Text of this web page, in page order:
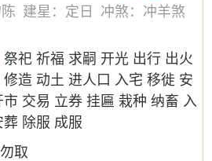
建星：定日
冲煞：冲羊煞
祭祀 祈福 求嗣 开光 出行 出火
修造 动土 进人口 入宅 移徙 安
市 交易 立券 挂匾 栽种 纳畜 入
葬 除服 成服
取